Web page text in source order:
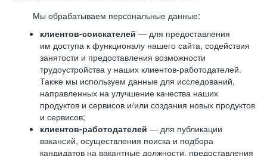
Мы обрабатываем персональные данные:
клиентов-соискателей — для предоставления
им доступа к функционалу нашего сайта, содействия
занятости и предоставления возможности
трудоустройства у наших клиентов-работодателей.
Также мы используем данные для исследований,
направленных на улучшение качества наших
продуктов и сервисов и/или создания новых продуктов
и сервисов;
клиентов-работодателей — для публикации
вакансий, осуществления поиска и подбора
кандидатов на вакантные должности, предоставления